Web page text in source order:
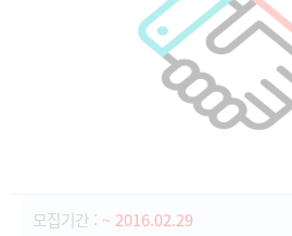
모집기간 : ~ 2016.02.29